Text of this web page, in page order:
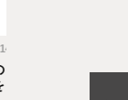
元CAの育児論！離